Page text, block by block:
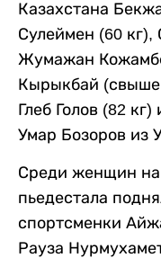
Казахстана
Сулеймен (60
Жумажан
Кырыкбай (свыше
Глеб Голов (82
Умар Бозоров из
Среди женщин
пьедестала
спортсменки
Рауза